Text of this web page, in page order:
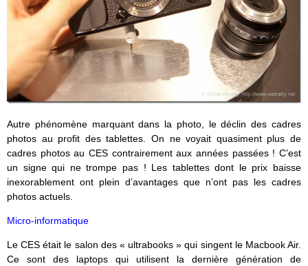
Autre phénomène marquant dans la photo, le déclin des cadres
photos au profit des tablettes. On ne voyait quasiment plus de
cadres photos au CES contrairement aux années passées ! C’est
un signe qui ne trompe pas ! Les tablettes dont le prix baisse
inexorablement ont plein d’avantages que n’ont pas les cadres
photos actuels.
Micro-informatique
Le CES était le salon des « ultrabooks » qui singent le Macbook Air.
Ce sont des laptops qui utilisent la dernière génération de